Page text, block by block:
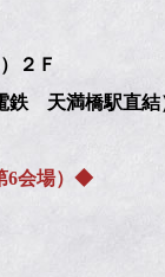
２Ｆ
鉄 天満橋駅直結
6会場）◆